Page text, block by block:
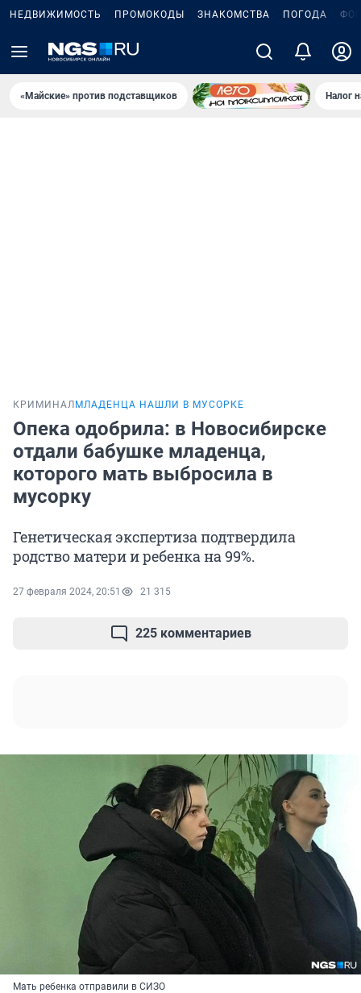
НЕДВИЖИМОСТЬ ПРОМОКОДЫ ЗНАКОМСТВА ПОГОДА
«Майские» против подставщиков Налог
КРИМИНАЛ МЛАДЕНЦА НАШЛИ В МУСОРКЕ
Опека одобрила: в Новосибирске
отдали бабушке младенца,
которого мать выбросила в
мусорку
Генетическая экспертиза подтвердила
родство матери и ребенка на 99%.
27 февраля 2024, 20:51 21 315
225 комментариев
Мать ребенка отправили в СИЗО